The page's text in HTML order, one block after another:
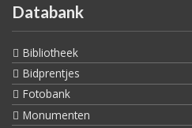
Databank
Bibliotheek
Bidprentjes
Fotobank
Monumenten